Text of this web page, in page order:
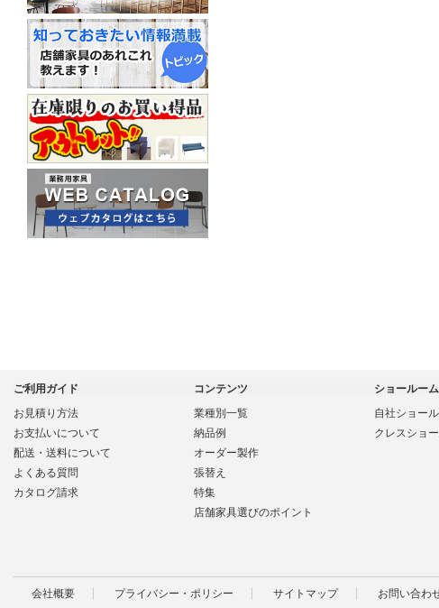
ご利用ガイド
お見積り方法
お支払いについて
配送・送料について
よくある質問
カタログ請求
コンテンツ
業種別一覧
納品例
オーダー製作
張替え
特集
店舗家具選びのポイント
ショールーム
自社ショー
クレスショ
会社概要 プライバシー・ポリシー サイトマップ お問い合わ